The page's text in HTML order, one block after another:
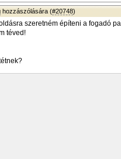
hozzászólására (#20748)
szeretném építeni a fogadó
téved!